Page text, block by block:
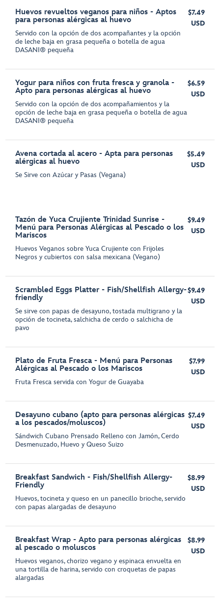
Huevos revueltos veganos para niños - Aptos
para personas alérgicas al huevo
Servido con la opción de dos acompañantes y la opción
de leche baja en grasa pequeña o botella de agua
DASANI® pequeña
$7.49
USD
Yogur para niños con fruta fresca y granola -
Apto para personas alérgicas al huevo
Servido con la opción de dos acompañamientos y la
opción de leche baja en grasa pequeña o botella de agua
DASANI® pequeña
$6.59
USD
Avena cortada al acero - Apta para personas
alérgicas al huevo
Se Sirve con Azúcar y Pasas (Vegana)
$5.49
USD
Tazón de Yuca Crujiente Trinidad Sunrise -
Menú para Personas Alérgicas al Pescado o los
Mariscos
Huevos Veganos sobre Yuca Crujiente con Frijoles
Negros y cubiertos con salsa mexicana (Vegano)
$9.49
USD
Scrambled Eggs Platter - Fish/Shellfish Allergy-
friendly
Se sirve con papas de desayuno, tostada multigrano y la
opción de tocineta, salchicha de cerdo o salchicha de
pavo
$9.49
USD
Plato de Fruta Fresca - Menú para Personas
Alérgicas al Pescado o los Mariscos
Fruta Fresca servida con Yogur de Guayaba
$7.99
USD
Desayuno cubano (apto para personas alérgicas
a los pescados/moluscos)
Sándwich Cubano Prensado Relleno con Jamón, Cerdo
Desmenuzado, Huevo y Queso Suizo
$7.49
USD
Breakfast Sandwich - Fish/Shellfish Allergy-
Friendly
Huevos, tocineta y queso en un panecillo brioche, servido
con papas alargadas de desayuno
$8.99
USD
Breakfast Wrap - Apto para personas alérgicas
al pescado o moluscos
Huevos veganos, chorizo vegano y espinaca envuelta en
una tortilla de harina, servido con croquetas de papas
alargadas
$8.99
USD